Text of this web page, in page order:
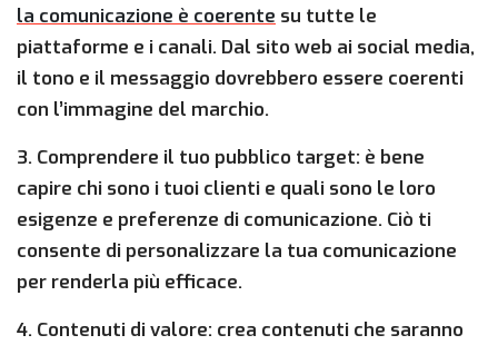
la comunicazione è coerente su tutte le
piattaforme e i canali. Dal sito web ai social media,
il tono e il messaggio dovrebbero essere coerenti
con l’immagine del marchio.
3. Comprendere il tuo pubblico target: è bene
capire chi sono i tuoi clienti e quali sono le loro
esigenze e preferenze di comunicazione. Ciò ti
consente di personalizzare la tua comunicazione
per renderla più efficace.
4. Contenuti di valore: crea contenuti che saranno